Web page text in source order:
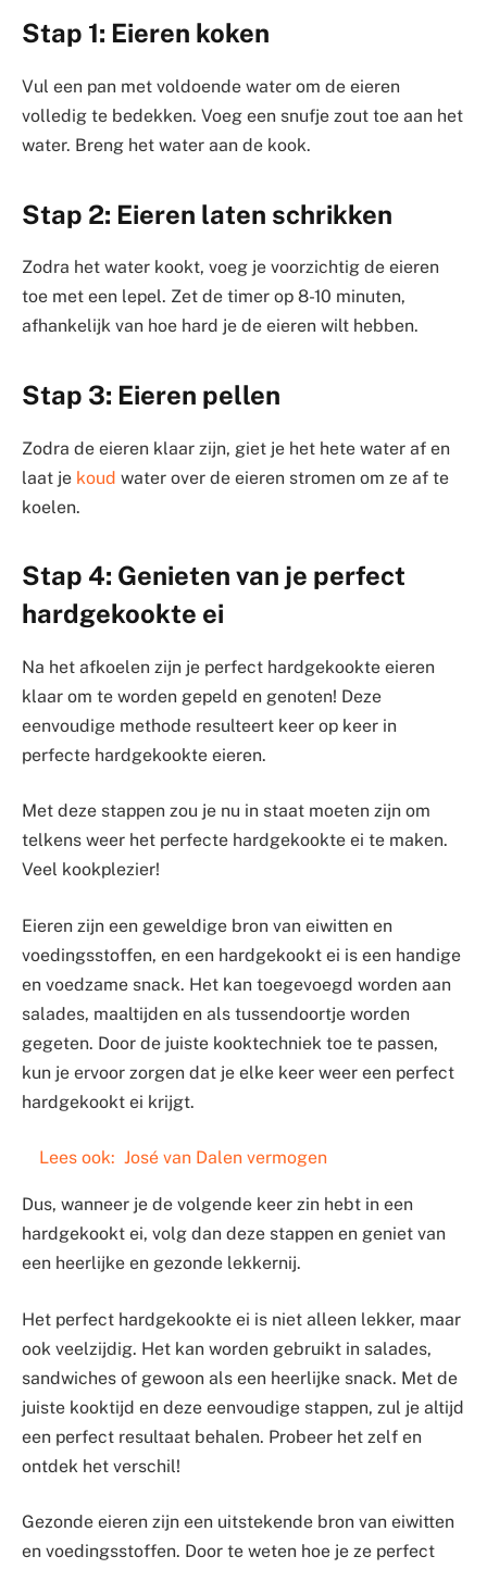
Stap 1: Eieren koken
Vul een pan met voldoende water om de eieren
volledig te bedekken. Voeg een snufje zout toe aan het
water. Breng het water aan de kook.
Stap 2: Eieren laten schrikken
Zodra het water kookt, voeg je voorzichtig de eieren
toe met een lepel. Zet de timer op 8-10 minuten,
afhankelijk van hoe hard je de eieren wilt hebben.
Stap 3: Eieren pellen
Zodra de eieren klaar zijn, giet je het hete water af en
laat je koud water over de eieren stromen om ze af te
koelen.
Stap 4: Genieten van je perfect
hardgekookte ei
Na het afkoelen zijn je perfect hardgekookte eieren
klaar om te worden gepeld en genoten! Deze
eenvoudige methode resulteert keer op keer in
perfecte hardgekookte eieren.
Met deze stappen zou je nu in staat moeten zijn om
telkens weer het perfecte hardgekookte ei te maken.
Veel kookplezier!
Eieren zijn een geweldige bron van eiwitten en
voedingsstoffen, en een hardgekookt ei is een handige
en voedzame snack. Het kan toegevoegd worden aan
salades, maaltijden en als tussendoortje worden
gegeten. Door de juiste kooktechniek toe te passen,
kun je ervoor zorgen dat je elke keer weer een perfect
hardgekookt ei krijgt.
Lees ook: José van Dalen vermogen
Dus, wanneer je de volgende keer zin hebt in een
hardgekookt ei, volg dan deze stappen en geniet van
een heerlijke en gezonde lekkernij.
Het perfect hardgekookte ei is niet alleen lekker, maar
ook veelzijdig. Het kan worden gebruikt in salades,
sandwiches of gewoon als een heerlijke snack. Met de
juiste kooktijd en deze eenvoudige stappen, zul je altijd
een perfect resultaat behalen. Probeer het zelf en
ontdek het verschil!
Gezonde eieren zijn een uitstekende bron van eiwitten
en voedingsstoffen. Door te weten hoe je ze perfect